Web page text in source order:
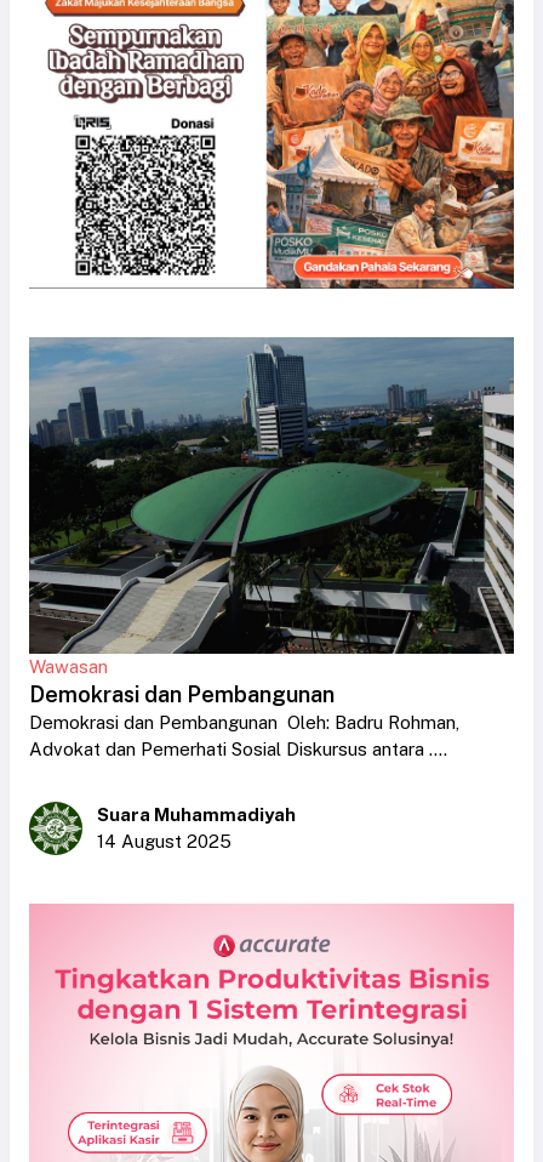
Wawasan
Demokrasi dan Pembangunan
Demokrasi dan Pembangunan Oleh: Badru Rohman,
Advokat dan Pemerhati Sosial Diskursus antara ....
Suara Muhammadiyah
14 August 2025